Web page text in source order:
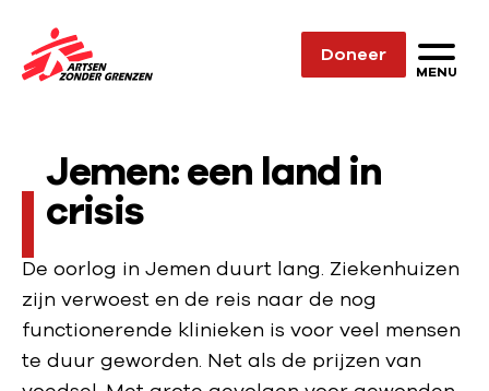
Sla navigatie over
N
d
h
o
m
e
p
Doneer
MENU
Jemen: een land in
crisis
De oorlog in Jemen duurt lang. Ziekenhuizen
zijn verwoest en de reis naar de nog
functionerende klinieken is voor veel mensen
te duur geworden. Net als de prijzen van